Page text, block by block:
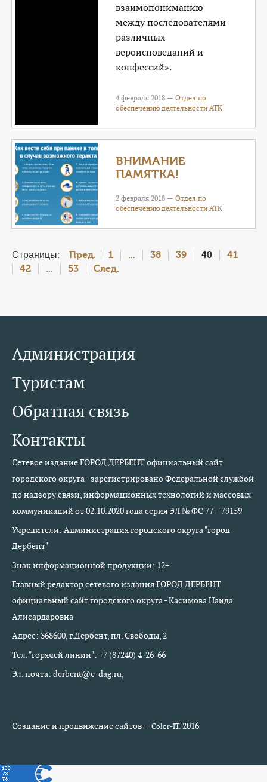
взаимопониманию
между последователями
различных
вероисповеданий и
конфессий».
4 февраля 2018 —Отдел по
обеспечению деятельности АТК
ВНИМАНИЕ
ПАМЯТКА!
2 февраля 2018 —Отдел по
обеспечению деятельности АТК
Страницы: Пред. 1 ... 38 39 40
41
42
... 53 След.
Администрация
Туристам
Обратная связь
Контакты
Сетевое издание ГОРОД ДЕРБЕНТ официальный сайт
городского округа - зарегистрировано Федеральной службой
по надзору связи, информационных технологий и массовых
коммуникаций от 02.10.2020 года серия ЭЛ № ФС 77 – 79159
Учредители: Администрация городского округа "город
Дербент"
Знак информационной продукции: 12+
Главный редактор сетевого издания ГОРОД ДЕРБЕНТ
официальный сайт городского округа - Касимова Наида
Алисардаровна
Адрес: 368600, г.Дербент, пл. Свободы, 2
Тел. "горячей линии": +7 (87240) 4-26-66
Эл. почта: derbent@e-dag.ru,
Создание и продвижение сайтов —Color-IT.2016